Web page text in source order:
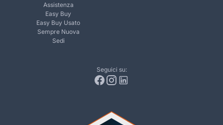
Assistenza
Easy Buy
Easy Buy Usato
Sempre Nuova
Sedi
Seguici su: